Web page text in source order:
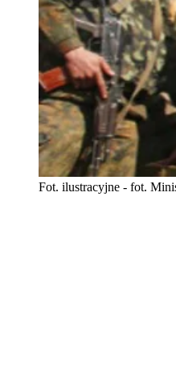
Fot. ilustracyjne - fot.